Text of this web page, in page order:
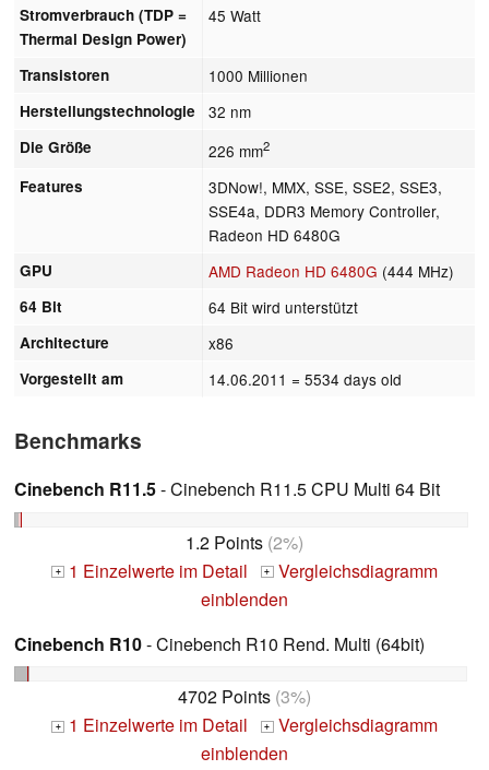
Stromverbrauch (TDP =
Thermal Design Power)
45 Watt
Transistoren 1000 Millionen
Herstellungstechnologie 32 nm
Die Größe 226 mm2
Features
3DNow!, MMX, SSE, SSE2, SSE3,
SSE4a, DDR3 Memory Controller,
Radeon HD 6480G
GPU AMD Radeon HD 6480G (444 MHz)
64 Bit 64 Bit wird unterstützt
Architecture x86
Vorgestellt am 14.06.2011 = 5534 days old
Benchmarks
Cinebench R11.5- Cinebench R11.5 CPU Multi 64 Bit
1.2 Points (2%)
+ 1 Einzelwerte im Detail + Vergleichsdiagramm
einblenden
Cinebench R10- Cinebench R10 Rend. Multi (64bit)
4702 Points (3%)
+ 1 Einzelwerte im Detail + Vergleichsdiagramm
einblenden